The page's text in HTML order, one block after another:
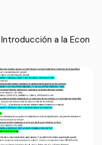
a la Econ